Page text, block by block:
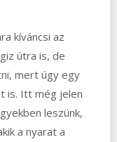
kíváncsi az
útra is, de
mert úgy egy
is. Itt még jelen
leszünk,
a nyarat a